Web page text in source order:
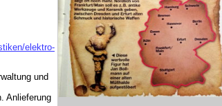
elektro-
und
Anlieferung